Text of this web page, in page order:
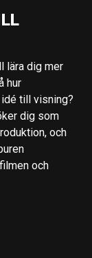
lära dig mer
hur
till visning?
dig som
och
och